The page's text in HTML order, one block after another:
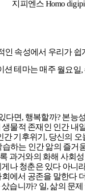
인 속성에서 우리가 쉽
션 테마는 매주 월요일,